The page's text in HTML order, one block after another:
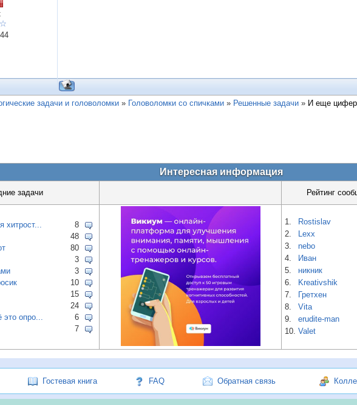
44
задачи и головоломки » Головоломки со спичками » Решенные задачи » И еще
Интересная информация
задачи Рейтинг
хитрост...
8
48
80
3
3
10
15
24
это опро...
6
7
1.
Rostislav
2.
Lexx
3.
nebo
4.
Иван
5.
никник
6.
Kreativshik
7.
Гретхен
8.
Vita
9.
erudite-man
10. Valet
Гостевая книга FAQ Обратная связь